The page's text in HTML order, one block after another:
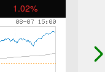
1.02%